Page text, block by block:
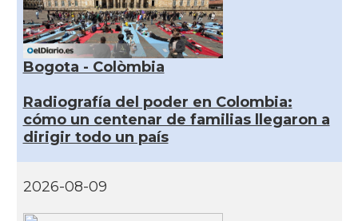
Bogota - Colòmbia
Radiografía del poder en Colombia:
cómo un centenar de familias llegaron a
dirigir todo un país
2026-08-09